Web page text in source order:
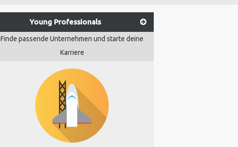
Young Professionals
Finde passende Unternehmen und starte deine
Karriere